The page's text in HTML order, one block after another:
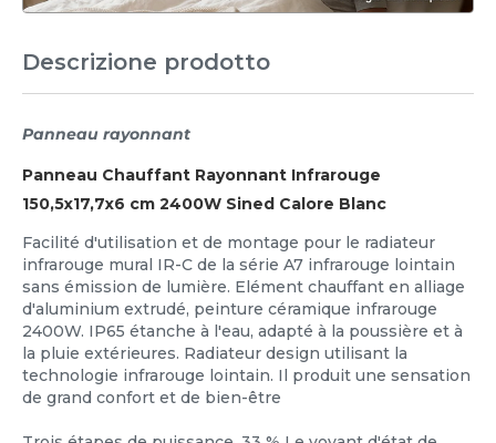
Descrizione prodotto
Panneau rayonnant
Panneau Chauffant Rayonnant Infrarouge
150,5x17,7x6 cm 2400W Sined Calore Blanc
Facilité d'utilisation et de montage pour le radiateur
infrarouge mural IR-C de la série A7 infrarouge lointain
sans émission de lumière. Elément chauffant en alliage
d'aluminium extrudé, peinture céramique infrarouge
2400W. IP65 étanche à l'eau, adapté à la poussière et à
la pluie extérieures. Radiateur design utilisant la
technologie infrarouge lointain. Il produit une sensation
de grand confort et de bien-être